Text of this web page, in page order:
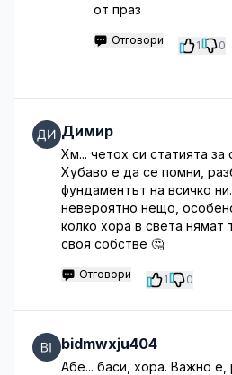
от праз
Отговори 1 0
Димир
Хм... четох си статията за
Хубаво е да се помни,
фундаментът на всичко
невероятно нещо,
колко хора в света нямат
своя собстве 🤔
Отговори 1 0
bidmwxju404
Абе... баси, хора. Важно е,